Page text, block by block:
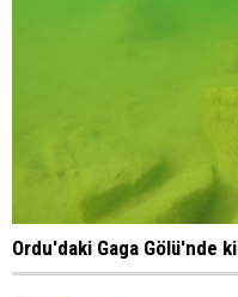
Ordu'daki Gaga Gölü'nde